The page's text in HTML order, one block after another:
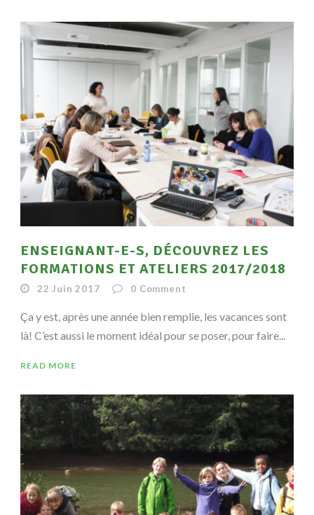
ENSEIGNANT-E-S, DÉCOUVREZ LES
FORMATIONS ET ATELIERS 2017/2018
22 Juin 2017 0 Comment
Ça y est, après une année bien remplie, les vacances sont
là! C’est aussi le moment idéal pour se poser, pour faire...
READ MORE